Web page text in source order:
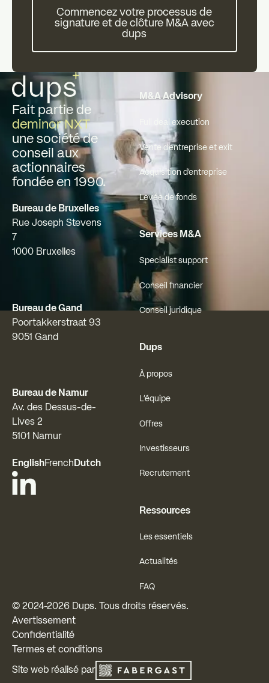
Commencez votre processus de
signature et de clôture M&A avec
dups
Pied de page
Fait partie de
deminor NXT
une société de
conseil aux
actionnaires
fondée en 1990.
Bureau de Bruxelles
Rue Joseph Stevens
7
1000 Bruxelles
Bureau de Gand
Poortakkerstraat 93
9051 Gand
Bureau de Namur
Av. des Dessus-de-
Lives 2
5101 Namur
EnglishFrench Dutch
M&A Advisory
Full deal execution
Vente d'entreprise et exit
Acquisition d'entreprise
Levée de fonds
Services M&A
Specialist support
Conseil financier
Conseil juridique
Dups
À propos
L'équipe
Offres
Investisseurs
Recrutement
Ressources
Les essentiels
Actualités
FAQ
© 2024-2026Dups. Tous droits réservés.
Avertissement
Confidentialité
Termes et conditions
Site web réalisé par